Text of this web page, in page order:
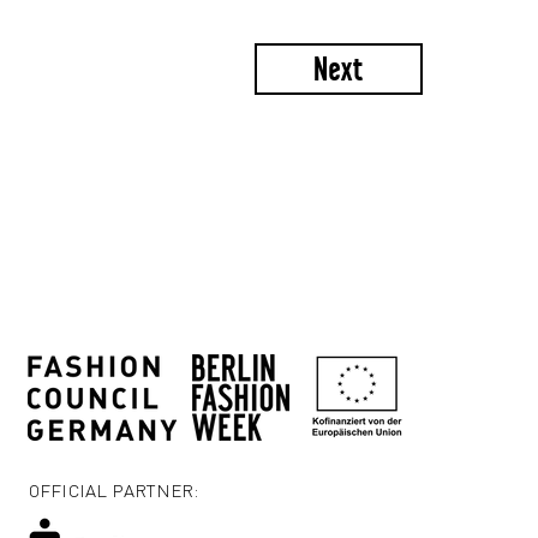
Next
OFFICIAL PARTNER: